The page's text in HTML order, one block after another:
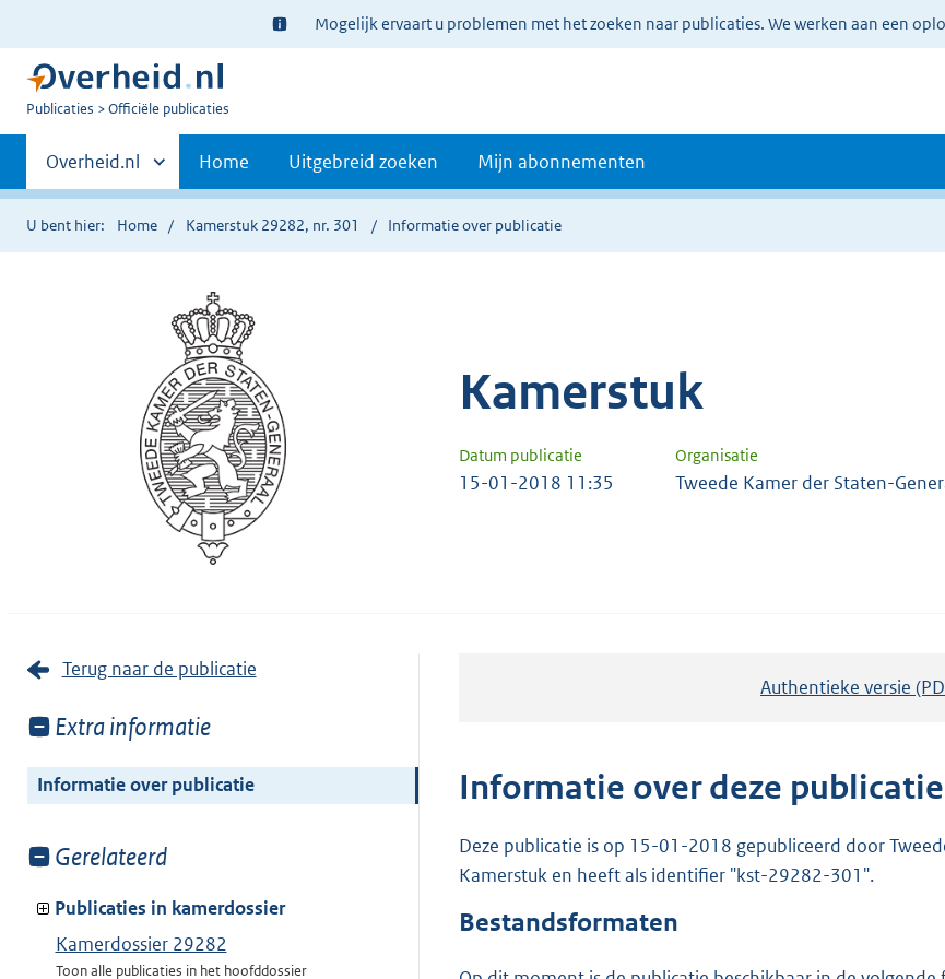
Ter
informatie:
Mogelijk ervaart u problemen met het zoeken naar publicaties. We werken aan een
U
Publicaties Officiële publicaties
Primaire
navigatie
Andere
sites
binnen
Overheid.nl Home Uitgebreid zoeken Mijn abonnementen
U bent hier: Home Kamerstuk 29282, nr. 301 Informatie over publicatie
Kamerstuk
Datum publicatie Organisatie
15-01-2018 11:35 Tweede Kamer der Staten-
Terug naar de publicatie
Toon
van:
Extra informatie
Informatie over publicatie
Toon
van:
Gerelateerd
Publicaties in kamerdossier
Kamerdossier 29282
Toon alle publicaties in het hoofddossier
Authentieke versie
Informatie over deze publicatie
Deze publicatie is op 15-01-2018 gepubliceerd door
Kamerstuk en heeft als identifier "kst-29282-301".
Bestandsformaten